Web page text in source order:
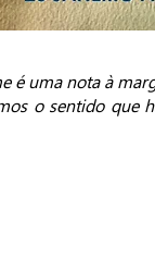
é uma nota à
o sentido que